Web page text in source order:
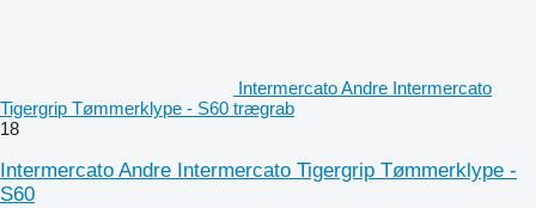
Intermercato Andre Intermercato
Tigergrip Tømmerklype - S60 trægrab
18
Intermercato Andre Intermercato Tigergrip Tømmerklype -
S60